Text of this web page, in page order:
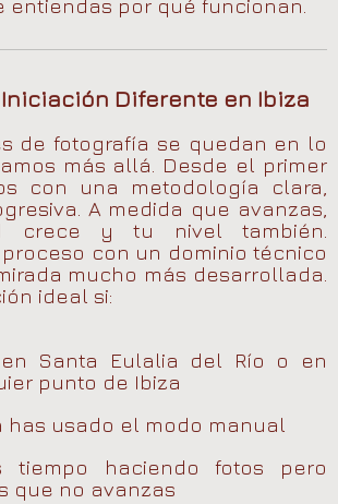
entiendas por qué funcionan.
Diferente en Ibiza
de fotografía se quedan en lo
más allá. Desde el primer
con una metodología clara,
A medida que avanzas,
crece y tu nivel también.
con un dominio técnico
mucho más desarrollada.
ideal si:
Santa Eulalia del Río o en
punto de Ibiza
has usado el modo manual
tiempo haciendo fotos pero
que no avanzas